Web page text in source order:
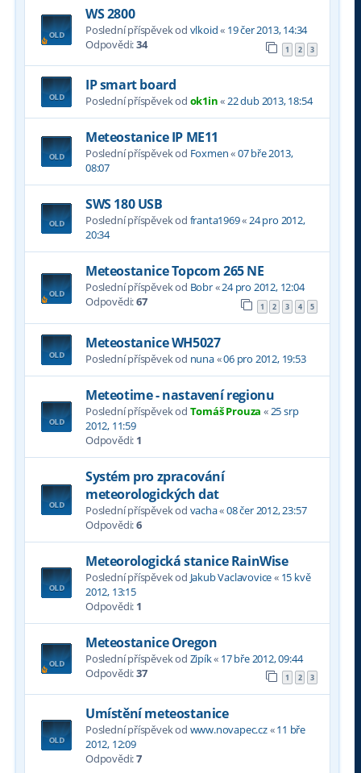
WS 2800
Poslední příspěvek od vlkoid« 19 čer 2013, 14:34
Odpovědi:34 1 2 3
IP smart board
Poslední příspěvek od ok1in«22 dub 2013, 18:54
Meteostanice IP ME11
Poslední příspěvek od Foxmen«07 bře 2013,
08:07
SWS 180 USB
Poslední příspěvek od franta1969«24 pro 2012,
20:34
Meteostanice Topcom 265 NE
Poslední příspěvek od Bobr«24 pro 2012, 12:04
Odpovědi:67 1 2 3 4 5
Meteostanice WH5027
Poslední příspěvek od nuna«06 pro 2012, 19:53
Meteotime - nastavení regionu
Poslední příspěvek od Tomáš Prouza « 25 srp
2012, 11:59
Odpovědi: 1
Systém pro zpracování
meteorologických dat
Poslední příspěvek od vacha«08 čer 2012, 23:57
Odpovědi:6
Meteorologická stanice RainWise
Poslední příspěvek od Jakub Vaclavovice« 15 kvě
2012, 13:15
Odpovědi: 1
Meteostanice Oregon
Poslední příspěvek od Zipík« 17 bře 2012, 09:44
Odpovědi:37 1 2 3
Umístění meteostanice
Poslední příspěvek od www.novapec.cz«11 bře
2012, 12:09
Odpovědi:7